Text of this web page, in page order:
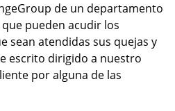
de un departamento
pueden acudir los
sean atendidas sus quejas y
escrito dirigido a nuestro
por alguna de las